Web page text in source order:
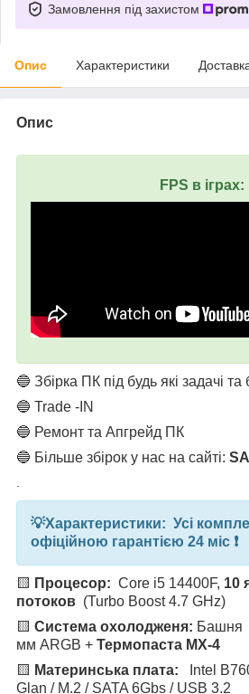
Замовлення під захистом
Опис Характеристики
Опис
FPS в іграх:
🔵 Збірка ПК під будь які задачі
🔵 Trade -IN
🔵 Ремонт та Апгрейд ПК
🔵 Більше збірок у нас на сайті:
💡Характеристики: Усі
офіційною гарантією 24 міс ❗️
🟨 Процесор: Core i5 14400F, 10
потоков (Turbo Boost 4.7 GHz)
🟨 Система охолодженя: Башня
мм ARGB + Термопаста MX-4
🟨 Материнська плата:
Intel
Glan / M.2 / SATA 6Gbs / USB 3.2